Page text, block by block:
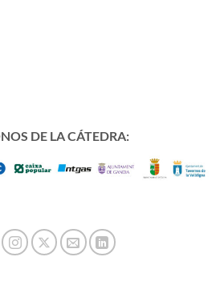
DE LA CÁTEDRA: